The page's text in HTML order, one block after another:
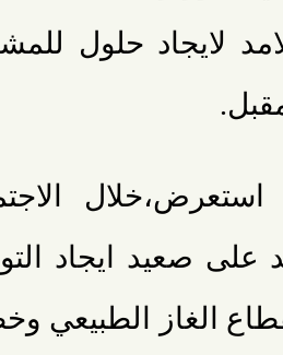
لايجاد حلول
على صعيد ايجاد
الغاز الطبيعي